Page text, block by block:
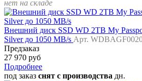
нет на складе
Внешний диск SSD WD 2TB My
Silver до 1050 MB/s Арт.
Предзаказ
27 970 руб
Подробнее
под заказ снят с производства дн.